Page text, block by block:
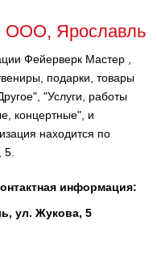
ООО, Ярославль
Фейерверк Мастер ,
подарки, товары
"Услуги, работы
концертные", и
находится по
информация:
ул. Жукова, 5